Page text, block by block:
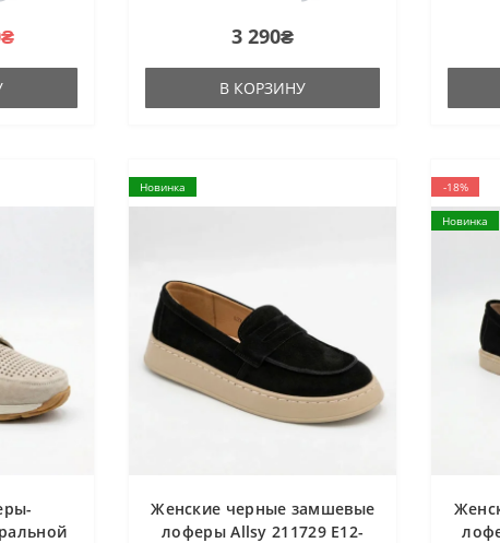
3 290₴
В КОРЗИНУ
Новинка
Женские черные замшевые
лоферы Allsy 211729 E12-
-18%
Новинка